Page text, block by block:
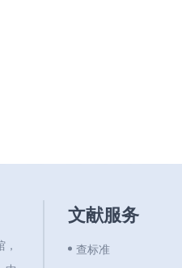
文献服务
查标准